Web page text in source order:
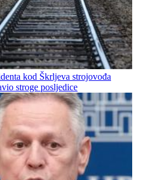
kod Škrljeva strojovođa
stroge posljedice